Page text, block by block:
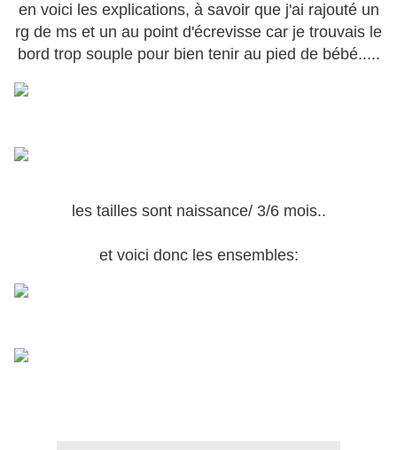
en voici les explications, à savoir que j'ai rajouté un
rg de ms et un au point d'écrevisse car je trouvais le
bord trop souple pour bien tenir au pied de bébé.....
les tailles sont naissance/ 3/6 mois..
et voici donc les ensembles: